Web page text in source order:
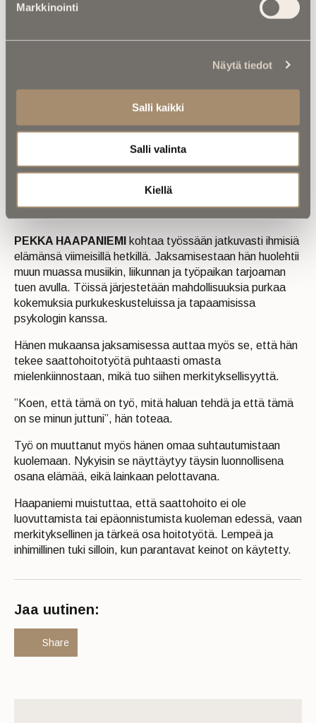
Markkinointi
Näytä tiedot
Salli kaikki
Salli valinta
Kiellä
Saattohoito voidaan toteuttaa sekä sairaalassa,
koti voi olla rauhallinen ja turvallinen paikka elämän
PEKKA HAAPANIEMI
kohtaa työssään jatkuvasti ihmisiä
elämänsä viimeisillä hetkillä. Jaksamisestaan hän huolehtii
muun muassa musiikin, liikunnan ja työpaikan tarjoaman
tuen avulla. Töissä järjestetään mahdollisuuksia purkaa
kokemuksia purkukeskusteluissa ja tapaamisissa
psykologin kanssa.
Hänen mukaansa jaksamisessa auttaa myös se, että hän
tekee saattohoitotyötä puhtaasti omasta
mielenkiinnostaan, mikä tuo siihen merkityksellisyyttä.
”Koen, että tämä on työ, mitä haluan tehdä ja että tämä
on se minun juttuni”, hän toteaa.
Työ on muuttanut myös hänen omaa suhtautumistaan
kuolemaan. Nykyisin se näyttäytyy täysin luonnollisena
osana elämää, eikä lainkaan pelottavana.
Haapaniemi muistuttaa, että saattohoito ei ole
luovuttamista tai epäonnistumista kuoleman edessä, vaan
merkityksellinen ja tärkeä osa hoitotyötä. Lempeä ja
inhimillinen tuki silloin, kun parantavat keinot on käytetty.
Jaa uutinen:
Share